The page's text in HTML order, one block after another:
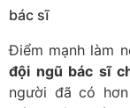
bác sĩ
Điểm mạnh làm
đội ngũ bác sĩ
người đã có